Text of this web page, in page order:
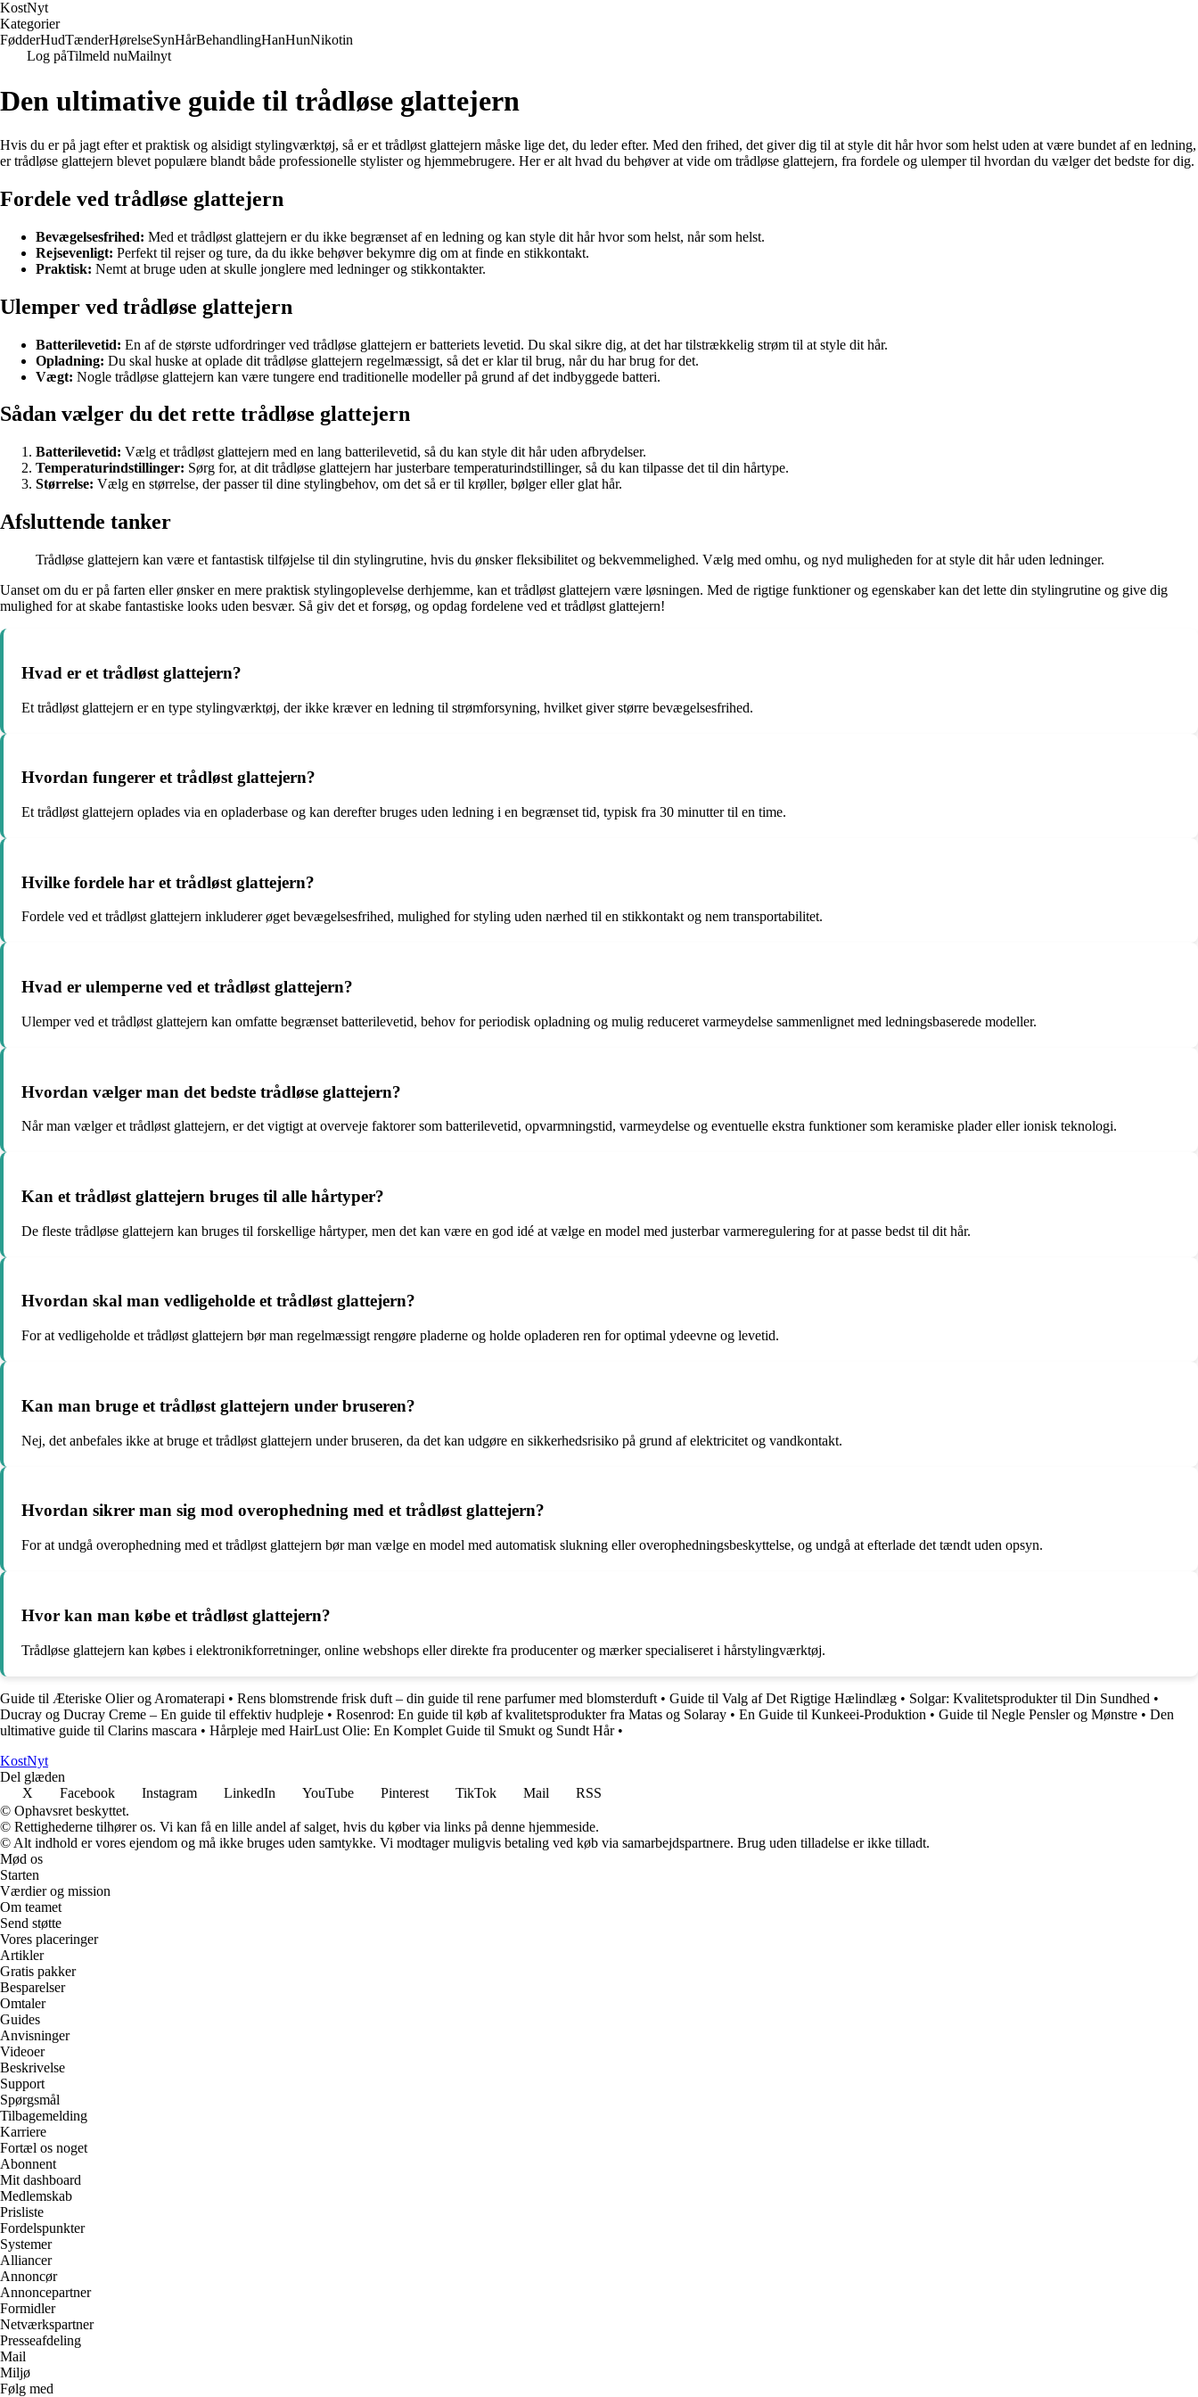
KostNyt
Kategorier
FødderHudTænderHørelseSynHårBehandlingHanHunNikotin
Log påTilmeld nuMailnyt
Den ultimative guide til trådløse glattejern
Hvis du er på jagt efter et praktisk og alsidigt stylingværktøj, så er et trådløst glattejern måske lige det, du leder efter. Med den frihed, det giver dig til at style dit hår hvor som helst uden at være bundet af en ledning,
er trådløse glattejern blevet populære blandt både professionelle stylister og hjemmebrugere. Her er alt hvad du behøver at vide om trådløse glattejern, fra fordele og ulemper til hvordan du vælger det bedste for dig.
Fordele ved trådløse glattejern
Bevægelsesfrihed: Med et trådløst glattejern er du ikke begrænset af en ledning og kan style dit hår hvor som helst, når som helst.
Rejsevenligt: Perfekt til rejser og ture, da du ikke behøver bekymre dig om at finde en stikkontakt.
Praktisk: Nemt at bruge uden at skulle jonglere med ledninger og stikkontakter.
Ulemper ved trådløse glattejern
Batterilevetid: En af de største udfordringer ved trådløse glattejern er batteriets levetid. Du skal sikre dig, at det har tilstrækkelig strøm til at style dit hår.
Opladning: Du skal huske at oplade dit trådløse glattejern regelmæssigt, så det er klar til brug, når du har brug for det.
Vægt: Nogle trådløse glattejern kan være tungere end traditionelle modeller på grund af det indbyggede batteri.
Sådan vælger du det rette trådløse glattejern
Batterilevetid: Vælg et trådløst glattejern med en lang batterilevetid, så du kan style dit hår uden afbrydelser.
Temperaturindstillinger: Sørg for, at dit trådløse glattejern har justerbare temperaturindstillinger, så du kan tilpasse det til din hårtype.
Størrelse: Vælg en størrelse, der passer til dine stylingbehov, om det så er til krøller, bølger eller glat hår.
Afsluttende tanker
Trådløse glattejern kan være et fantastisk tilføjelse til din stylingrutine, hvis du ønsker fleksibilitet og bekvemmelighed. Vælg med omhu, og nyd muligheden for at style dit hår uden ledninger.
Uanset om du er på farten eller ønsker en mere praktisk stylingoplevelse derhjemme, kan et trådløst glattejern være løsningen. Med de rigtige funktioner og egenskaber kan det lette din stylingrutine og give dig
mulighed for at skabe fantastiske looks uden besvær. Så giv det et forsøg, og opdag fordelene ved et trådløst glattejern!
Hvad er et trådløst glattejern?
Et trådløst glattejern er en type stylingværktøj, der ikke kræver en ledning til strømforsyning, hvilket giver større bevægelsesfrihed.
Hvordan fungerer et trådløst glattejern?
Et trådløst glattejern oplades via en opladerbase og kan derefter bruges uden ledning i en begrænset tid, typisk fra 30 minutter til en time.
Hvilke fordele har et trådløst glattejern?
Fordele ved et trådløst glattejern inkluderer øget bevægelsesfrihed, mulighed for styling uden nærhed til en stikkontakt og nem transportabilitet.
Hvad er ulemperne ved et trådløst glattejern?
Ulemper ved et trådløst glattejern kan omfatte begrænset batterilevetid, behov for periodisk opladning og mulig reduceret varmeydelse sammenlignet med ledningsbaserede modeller.
Hvordan vælger man det bedste trådløse glattejern?
Når man vælger et trådløst glattejern, er det vigtigt at overveje faktorer som batterilevetid, opvarmningstid, varmeydelse og eventuelle ekstra funktioner som keramiske plader eller ionisk teknologi.
Kan et trådløst glattejern bruges til alle hårtyper?
De fleste trådløse glattejern kan bruges til forskellige hårtyper, men det kan være en god idé at vælge en model med justerbar varmeregulering for at passe bedst til dit hår.
Hvordan skal man vedligeholde et trådløst glattejern?
For at vedligeholde et trådløst glattejern bør man regelmæssigt rengøre pladerne og holde opladeren ren for optimal ydeevne og levetid.
Kan man bruge et trådløst glattejern under bruseren?
Nej, det anbefales ikke at bruge et trådløst glattejern under bruseren, da det kan udgøre en sikkerhedsrisiko på grund af elektricitet og vandkontakt.
Hvordan sikrer man sig mod overophedning med et trådløst glattejern?
For at undgå overophedning med et trådløst glattejern bør man vælge en model med automatisk slukning eller overophedningsbeskyttelse, og undgå at efterlade det tændt uden opsyn.
Hvor kan man købe et trådløst glattejern?
Trådløse glattejern kan købes i elektronikforretninger, online webshops eller direkte fra producenter og mærker specialiseret i hårstylingværktøj.
Guide til Æteriske Olier og Aromaterapi • Rens blomstrende frisk duft – din guide til rene parfumer med blomsterduft • Guide til Valg af Det Rigtige Hælindlæg • Solgar: Kvalitetsprodukter til Din Sundhed •
Ducray og Ducray Creme – En guide til effektiv hudpleje • Rosenrod: En guide til køb af kvalitetsprodukter fra Matas og Solaray • En Guide til Kunkeei-Produktion • Guide til Negle Pensler og Mønstre • Den
ultimative guide til Clarins mascara • Hårpleje med HairLust Olie: En Komplet Guide til Smukt og Sundt Hår•
KostNyt
Del glæden
X
Facebook Instagram LinkedIn YouTube Pinterest TikTok Mail
RSS
© Ophavsret beskyttet.
© Rettighederne tilhører os. Vi kan få en lille andel af salget, hvis du køber via links på denne hjemmeside.
© Alt indhold er vores ejendom og må ikke bruges uden samtykke. Vi modtager muligvis betaling ved køb via samarbejdspartnere. Brug uden tilladelse er ikke tilladt.
Mød os
Starten
Værdier og mission
Om teamet
Send støtte
Vores placeringer
Artikler
Gratis pakker
Besparelser
Omtaler
Guides
Anvisninger
Videoer
Beskrivelse
Support
Spørgsmål
Tilbagemelding
Karriere
Fortæl os noget
Abonnent
Mit dashboard
Medlemskab
Prisliste
Fordelspunkter
Systemer
Alliancer
Annoncør
Annoncepartner
Formidler
Netværkspartner
Presseafdeling
Mail
Miljø
Følg med